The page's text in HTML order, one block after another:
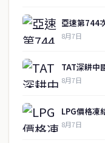
亞速第744
8月7日
TAT深耕中
8月7日
LPG價格凍
8月7日